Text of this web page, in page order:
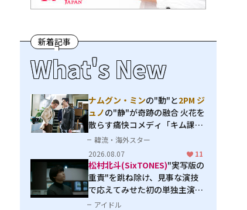
新着記事
What's New
ナムグン・ミンの"動"と2PM ジ
ュノの"静"が奇跡の融合 火花を
散らす痛快コメディ「キム課長
とソ理事～Bravo! Your Life
～」
韓流・海外スター
2026.08.07
11
松村北斗(SixTONES)"実写版の
重責"を跳ね除け、見事な演技
で応えてみせた初の単独主演映
画「秒速5センチメートル」
アイドル